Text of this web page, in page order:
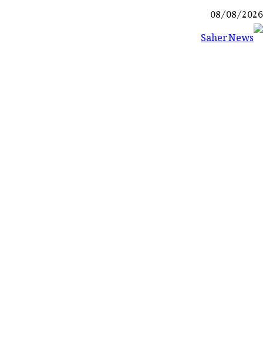
Skip
to
08/08/2026